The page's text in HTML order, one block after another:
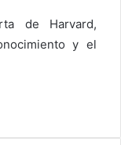
de Harvard,
y el